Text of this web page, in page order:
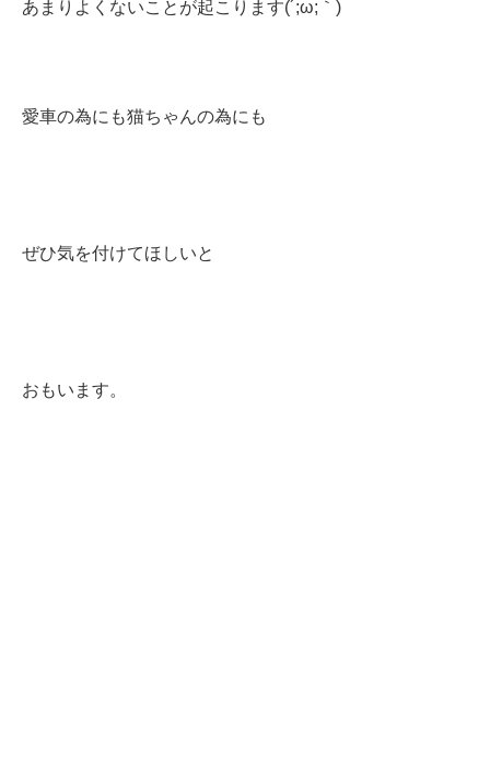
あまりよくないことが起こります(´;ω;｀)
愛車の為にも猫ちゃんの為にも
ぜひ気を付けてほしいと
おもいます。